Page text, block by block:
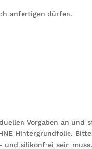
anfertigen dürfen.
Vorgaben an und
Hintergrundfolie.
silikonfrei sein